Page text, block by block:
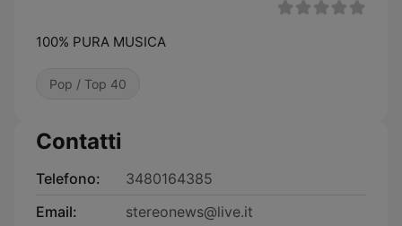
100% PURA MUSICA
Pop / Top 40
Contatti
Telefono:
3480164385
Email:
stereonews@live.it